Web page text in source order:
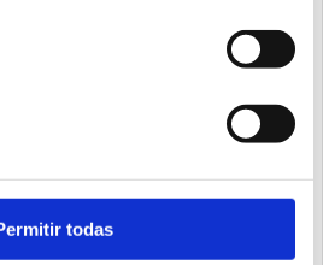
todas